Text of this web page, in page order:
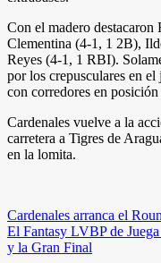
Con el madero
Clementina (4-1, 1 2B),
Reyes (4-1, 1 RBI).
por los crepusculares en
con corredores en posición
Cardenales vuelve a la
carretera a Tigres de
en la lomita.
Navegación
de
Cardenales arranca el
El Fantasy LVBP de
y la Gran Final